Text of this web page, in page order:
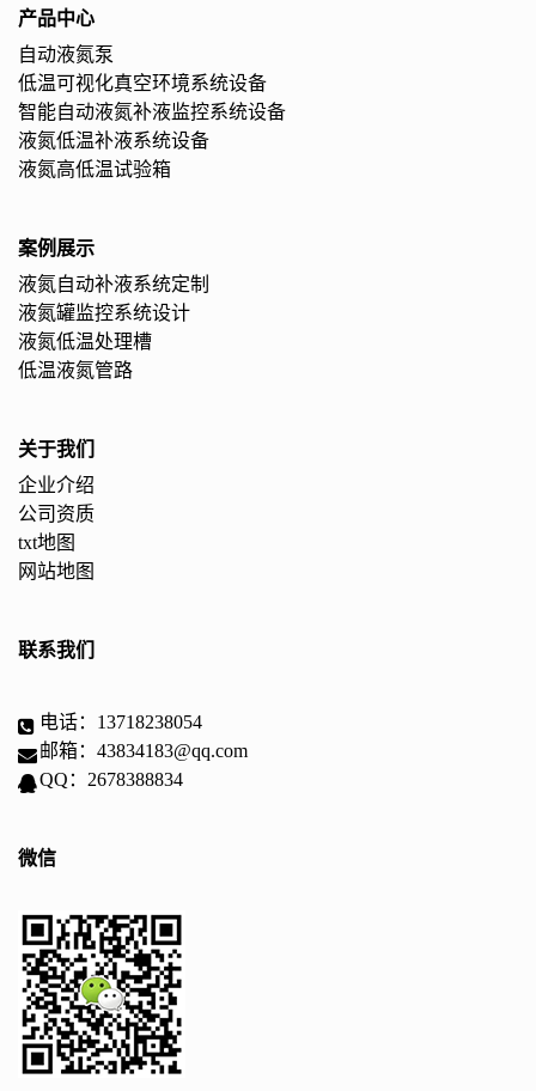
产品中心
自动液氮泵
低温可视化真空环境系统设备
智能自动液氮补液监控系统设备
液氮低温补液系统设备
液氮高低温试验箱
案例展示
液氮自动补液系统定制
液氮罐监控系统设计
液氮低温处理槽
低温液氮管路
关于我们
企业介绍
公司资质
txt地图
网站地图
联系我们
电话：13718238054
邮箱：43834183@qq.com
QQ：2678388834
微信